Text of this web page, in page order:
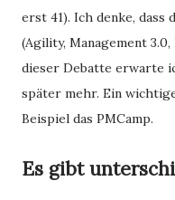
erst 41). Ich denke, dass
(Agility, Management
dieser Debatte erwarte
später mehr. Ein
Beispiel das PMCamp.
Es gibt